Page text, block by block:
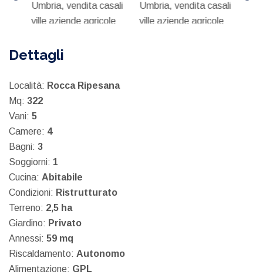
Dettagli
Località: Rocca Ripesana
Mq: 322
Vani: 5
Camere: 4
Bagni: 3
Soggiorni: 1
Cucina: Abitabile
Condizioni: Ristrutturato
Terreno: 2,5 ha
Giardino: Privato
Annessi: 59 mq
Riscaldamento: Autonomo
Alimentazione: GPL